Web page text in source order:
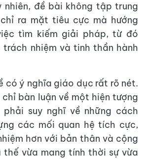
nhiên, đề bài không tập trung
ra mặt tiêu cực mà hướng
tìm kiếm giải pháp, từ đó
nhiệm và tinh thần hành
có ý nghĩa giáo dục rất rõ nét.
chỉ bàn luận về một hiện tượng
suy nghĩ về những cách
các mối quan hệ tích cực,
hơn với bản thân và cộng
vừa mang tính thời sự vừa